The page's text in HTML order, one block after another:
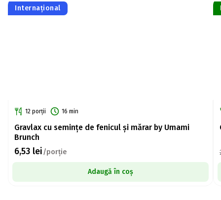
Internațional
12 porții 16 min
Gravlax cu semințe de fenicul și mărar by Umami
Brunch
6,53 lei/porție
Adaugă în coș